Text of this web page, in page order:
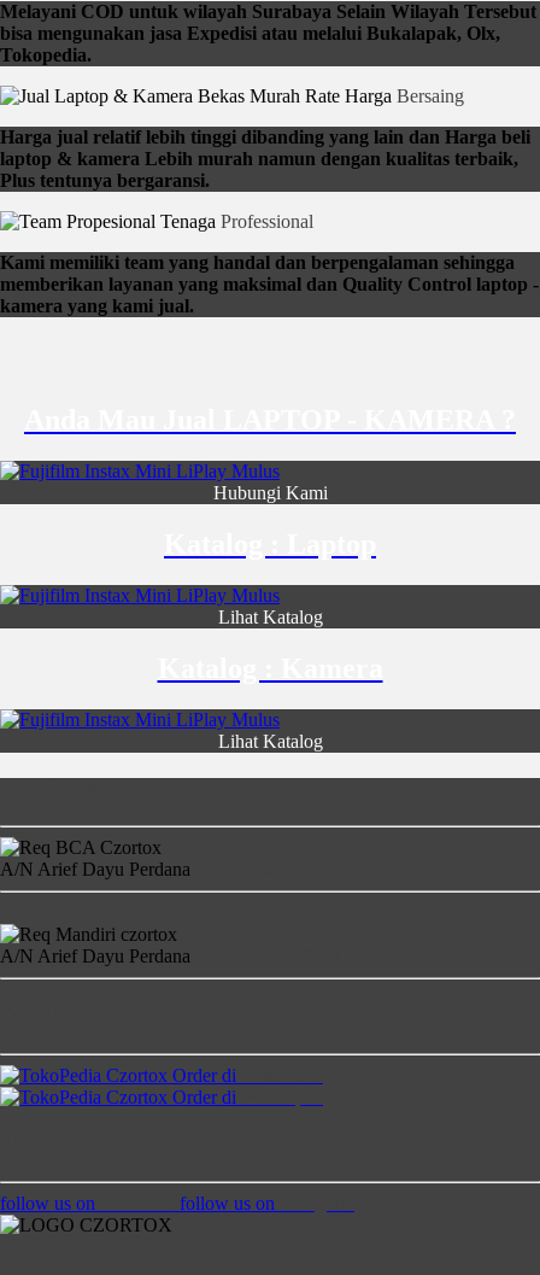
Melayani COD untuk wilayah Surabaya Selain Wilayah Tersebut
bisa mengunakan jasa Expedisi atau melalui Bukalapak, Olx,
Tokopedia.
Rate Harga Bersaing
Harga jual relatif lebih tinggi dibanding yang lain dan Harga beli
laptop & kamera Lebih murah namun dengan kualitas terbaik,
Plus tentunya bergaransi.
Tenaga Professional
Kami memiliki team yang handal dan berpengalaman sehingga
memberikan layanan yang maksimal dan Quality Control laptop -
kamera yang kami jual.
Hubungi Kami
Lihat Katalog
Lihat Katalog
A/N Arief Dayu Perdana
A/N Arief Dayu Perdana
Order di
Order di
follow us on follow us on